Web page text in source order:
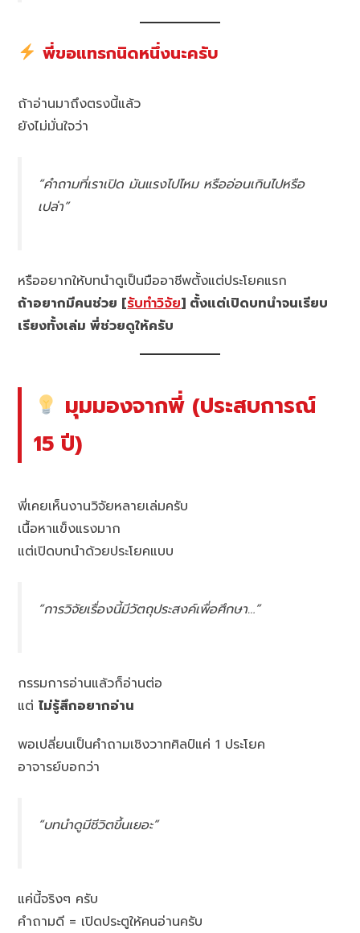
พี่ขอแทรกนิดหนึ่งนะครับ
ถ้าอ่านมาถึงตรงนี้แล้ว
ยังไม่มั่นใจว่า
“คำถามที่เราเปิด มันแรงไปไหม หรืออ่อนเกินไปหรือ
เปล่า”
หรืออยากให้บทนำดูเป็นมืออาชีพตั้งแต่ประโยคแรก
ถ้าอยากมีคนช่วย [รับทำวิจัย] ตั้งแต่เปิดบทนำจนเรียบ
เรียงทั้งเล่ม พี่ช่วยดูให้ครับ
มุมมองจากพี่ (ประสบการณ์
15 ปี)
พี่เคยเห็นงานวิจัยหลายเล่มครับ
เนื้อหาแข็งแรงมาก
แต่เปิดบทนำด้วยประโยคแบบ
“การวิจัยเรื่องนี้มีวัตถุประสงค์เพื่อศึกษา…”
กรรมการอ่านแล้วก็อ่านต่อ
แต่ไม่รู้สึกอยากอ่าน
พอเปลี่ยนเป็นคำถามเชิงวาทศิลป์แค่ 1 ประโยค
อาจารย์บอกว่า
“บทนำดูมีชีวิตขึ้นเยอะ”
แค่นี้จริงๆ ครับ
คำถามดี = เปิดประตูให้คนอ่านครับ